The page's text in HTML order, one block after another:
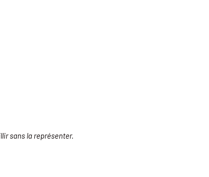
sans la représenter.